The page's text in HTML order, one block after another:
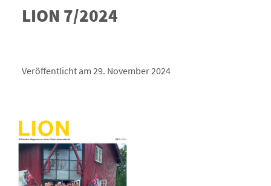
LION 7/2024
Veröffentlicht am 29. November 2024